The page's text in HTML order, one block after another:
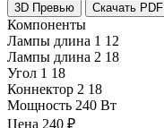
3D Превью Скачать PDF
Компоненты
Лампы длина 1 12
Лампы длина 2 18
Угол 1 18
Коннектор 2 18
Мощность 240 Вт
Цена 240 ₽